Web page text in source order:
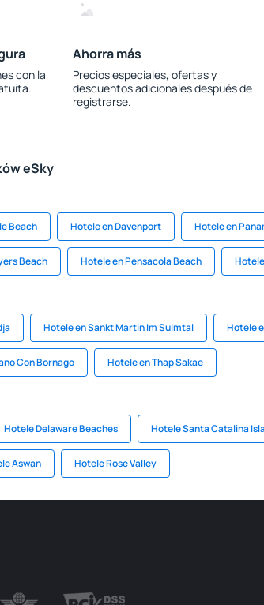
con la
Ahorra más
Precios especiales, ofertas y
descuentos adicionales después de
registrarse.
eSky
Beach Hotele en Davenport Hotele en
Beach Hotele en Pensacola Beach
Hotele en Sankt Martin Im Sulmtal Hotele
Con Bornago Hotele en Thap Sakae
Hotele Delaware Beaches Hotele Santa Catalina
Aswan Hotele Rose Valley